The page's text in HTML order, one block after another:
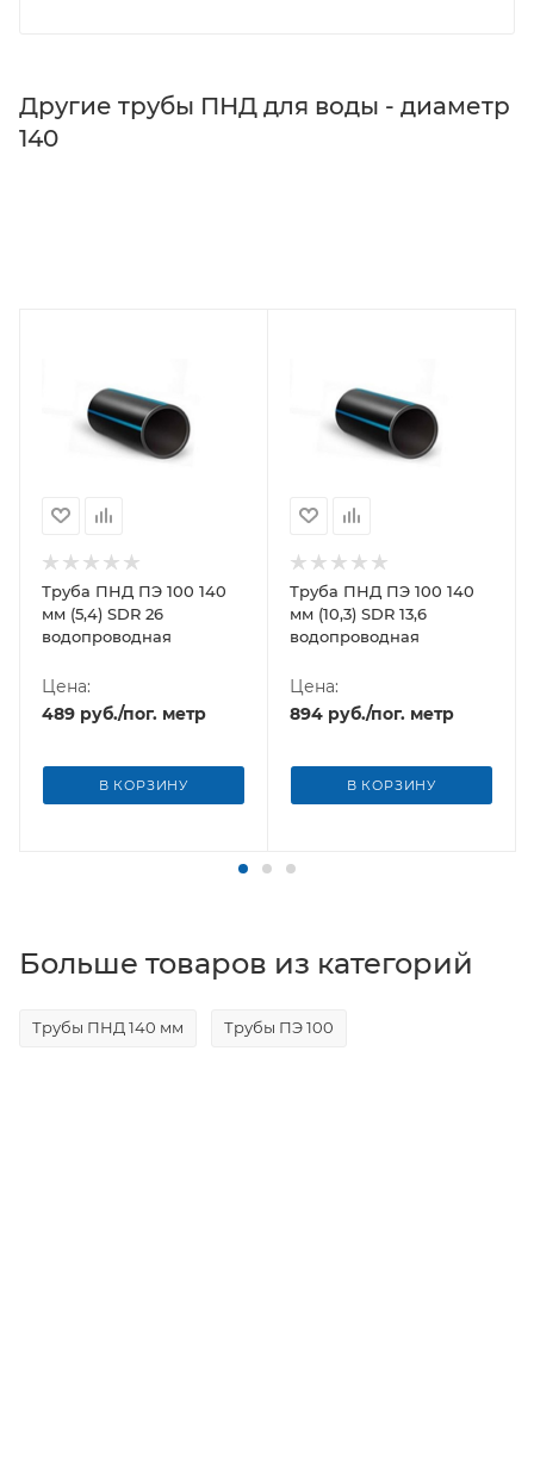
Другие трубы ПНД для воды - диаметр
140
Труба ПНД ПЭ 100 140
мм (5,4) SDR 26
водопроводная
Цена:
489 руб./пог. метр
В КОРЗИНУ
Труба ПНД ПЭ 100 140
мм (10,3) SDR 13,6
водопроводная
Цена:
894 руб./пог. метр
В КОРЗИНУ
Больше товаров из категорий
Трубы ПНД 140 мм Трубы ПЭ 100